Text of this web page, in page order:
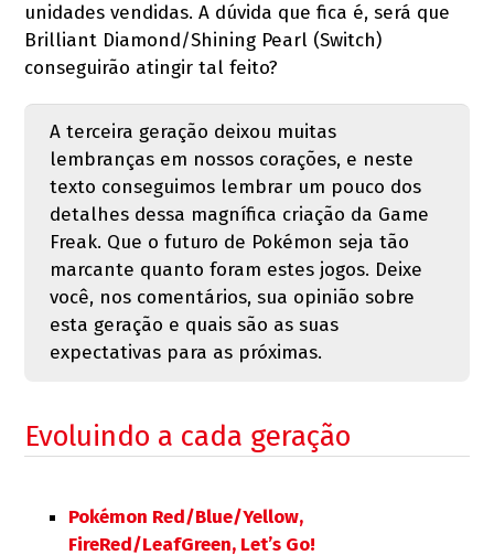
unidades vendidas. A dúvida que fica é, será que
Brilliant Diamond/Shining Pearl (Switch)
conseguirão atingir tal feito?
A terceira geração deixou muitas
lembranças em nossos corações, e neste
texto conseguimos lembrar um pouco dos
detalhes dessa magnífica criação da Game
Freak. Que o futuro de Pokémon seja tão
marcante quanto foram estes jogos. Deixe
você, nos comentários, sua opinião sobre
esta geração e quais são as suas
expectativas para as próximas.
Evoluindo a cada geração
Pokémon Red/Blue/Yellow,
FireRed/LeafGreen, Let’s Go!